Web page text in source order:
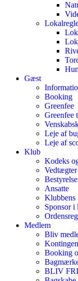
Gæst
Booking
Greenfee
Greenfee
Leje af
Leje af
Klub
Kodeks
Ansatte
Klubbens
Sponsor i
Medlem
Bliv
Booking
BLIV